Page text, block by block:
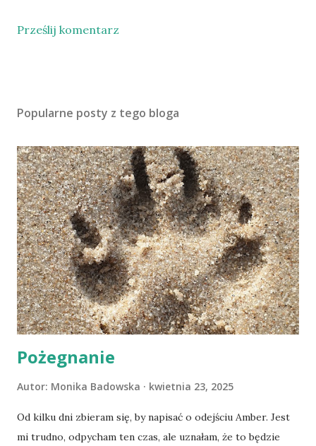
Prześlij komentarz
Popularne posty z tego bloga
Pożegnanie
Autor: Monika Badowska kwietnia 23, 2025
Od kilku dni zbieram się, by napisać o odejściu Amber. Jest
mi trudno, odpycham ten czas, ale uznałam, że to będzie